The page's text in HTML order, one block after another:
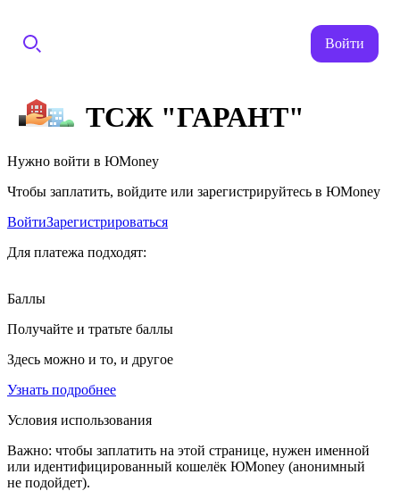
Войти
ТСЖ "ГАРАНТ"
Нужно войти в ЮMoney
Чтобы заплатить, войдите или зарегистрируйтесь в ЮMoney
ВойтиЗарегистрироваться
Для платежа подходят:
Баллы
Получайте и тратьте баллы
Здесь можно и то, и другое
Узнать подробнее
Условия использования
Важно: чтобы заплатить на этой странице, нужен именной
или идентифицированный кошелёк ЮMoney (анонимный
не подойдет).